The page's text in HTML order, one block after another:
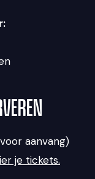
aanvang)
je tickets.